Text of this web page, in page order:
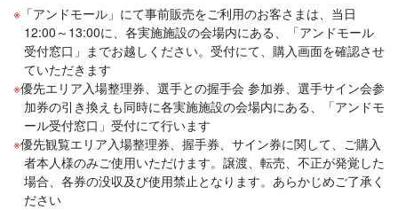
「アンドモール」にて事前販売をご利用のお客さまは、当日
12:00～13:00に、各実施施設の会場内にある、「アンドモール
受付窓口」までお越しください。受付にて、購入画面を確認させ
ていただきます
優先エリア入場整理券、選手との握手会 参加券、選手サイン会参
加券の引き換えも同時に各実施施設の会場内にある、「アンドモ
ール受付窓口」受付にて行います
優先観覧エリア入場整理券、握手券、サイン券に関して、ご購入
者本人様のみご使用いただけます。譲渡、転売、不正が発覚した
場合、各券の没収及び使用禁止となります。あらかじめご了承く
ださい